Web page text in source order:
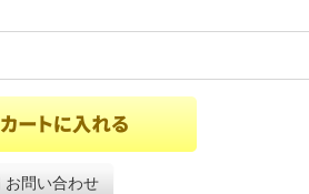
お問い合わせ